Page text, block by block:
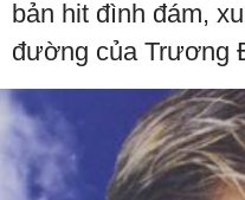
bản hit đình đám,
đường của Trương